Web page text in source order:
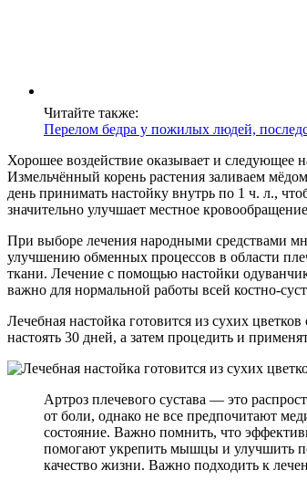
Читайте также:
Перелом бедра у пожилых людей,
Хорошее воздействие оказывает и следующее
Измельчённый корень растения заливаем
день принимать настойку внутрь по 1 ч. л.,
значительно улучшает местное
При выборе лечения народными средствами
улучшению обменных процессов в области
ткани. Лечение с помощью настойки
важно для нормальной работы всей костно-
Лечебная настойка готовится из сухих
настоять 30 дней, а затем процедить и
Артроз плечевого сустава — это
от боли, однако не все предпочитают
состояние. Важно помнить, что
помогают укрепить мышцы и улучшить
качество жизни. Важно подходить к